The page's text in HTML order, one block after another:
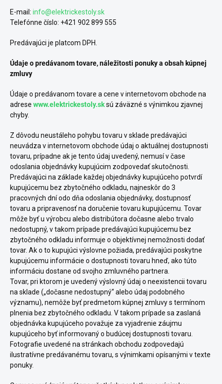
E-mail: info@elektrickestoly.sk
Telefónne číslo: +421 902 899 555
Predávajúci je platcom DPH.
Údaje o predávanom tovare, náležitosti ponuky a obsah kúpnej
zmluvy
Údaje o predávanom tovare a cene v internetovom obchode na
adrese www.elektrickestoly.sksú záväzné s výnimkou zjavnej
chyby.
Z dôvodu neustáleho pohybu tovaru v sklade predávajúci
neuvádza v internetovom obchode údaj o aktuálnej dostupnosti
tovaru, prípadne ak je tento údaj uvedený, nemusí v čase
odoslania objednávky kupujúcim zodpovedať skutočnosti.
Predávajúci na základe každej objednávky kupujúceho potvrdí
kupujúcemu bez zbytočného odkladu, najneskôr do 3
pracovných dní odo dňa odoslania objednávky, dostupnosť
tovaru a pripravenosť na doručenie tovaru kupujúcemu. Tovar
môže byť u výrobcu alebo distribútora dočasne alebo trvalo
nedostupný, v takom prípade predávajúci kupujúcemu bez
zbytočného odkladu informuje o objektívnej nemožnosti dodať
tovar. Ak o to kupujúci výslovne požiada, predávajúci poskytne
kupujúcemu informácie o dostupnosti tovaru hneď, ako túto
informáciu dostane od svojho zmluvného partnera.
Tovar, pri ktorom je uvedený výslovný údaj o neexistencii tovaru
na sklade („dočasne nedostupný“ alebo údaj podobného
významu), nemôže byť predmetom kúpnej zmluvy s termínom
plnenia bez zbytočného odkladu. V takom prípade sa zaslaná
objednávka kupujúceho považuje za vyjadrenie záujmu
kupujúceho byť informovaný o budúcej dostupnosti tovaru.
Fotografie uvedené na stránkach obchodu zodpovedajú
ilustratívne predávanému tovaru, s výnimkami opísanými v texte
ponuky.